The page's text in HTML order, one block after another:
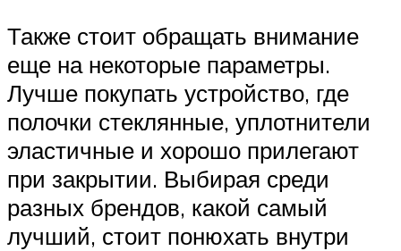
Также стоит обращать внимание
еще на некоторые параметры.
Лучше покупать устройство, где
полочки стеклянные, уплотнители
эластичные и хорошо прилегают
при закрытии. Выбирая среди
разных брендов, какой самый
лучший, стоит понюхать внутри